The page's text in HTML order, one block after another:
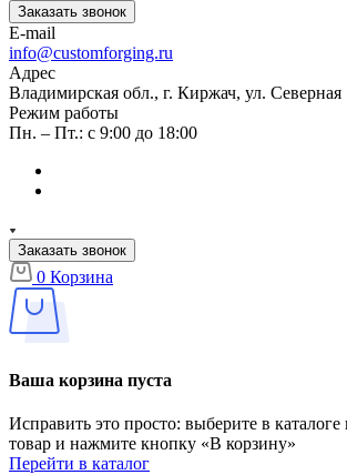
Заказать звонок
E-mail
info@customforging.ru
Адрес
Владимирская обл., г. Киржач, ул. Северная
Режим работы
Пн. – Пт.: с 9:00 до 18:00
Заказать звонок
0 Корзина
Ваша корзина пуста
Исправить это просто: выберите в
товар и нажмите кнопку «В корзину»
Перейти в каталог